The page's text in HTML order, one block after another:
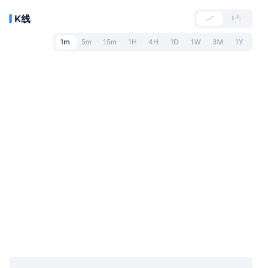
K线
1m 5m 15m 1H 4H 1D 1W 3M 1Y